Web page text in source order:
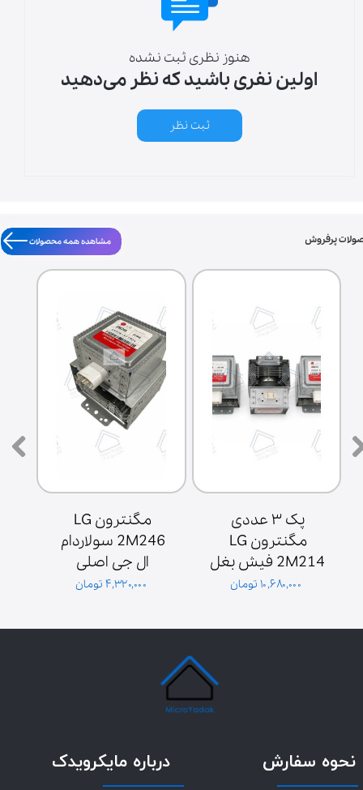
هنوز نظری ثبت نشده
اولین نفری باشید که نظر می‌دهید
ثبت نظر
۴,۳۲۰,۰۰۰ تومان ۱۰,۶۸۰,۰۰۰ تومان
مشاهده همه محصولات پرفروش
نحوه سفارش درباره مایکرویدک